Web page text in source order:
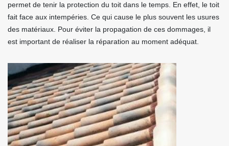
permet de tenir la protection du toit dans le temps. En effet, le toit
fait face aux intempéries. Ce qui cause le plus souvent les usures
des matériaux. Pour éviter la propagation de ces dommages, il
est important de réaliser la réparation au moment adéquat.